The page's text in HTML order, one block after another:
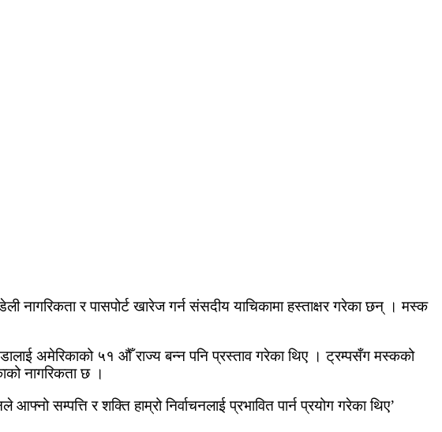
नागरिकता र पासपोर्ट खारेज गर्न संसदीय याचिकामा हस्ताक्षर गरेका छन् । मस्क
अमेरिकाको ५१ औँ राज्य बन्न पनि प्रस्ताव गरेका थिए । ट्रम्पसँग मस्कको
नागरिकता छ ।
सम्पत्ति र शक्ति हाम्रो निर्वाचनलाई प्रभावित पार्न प्रयोग गरेका थिए’